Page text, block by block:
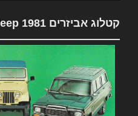
קטלוג אביזרים 1981 Jeep